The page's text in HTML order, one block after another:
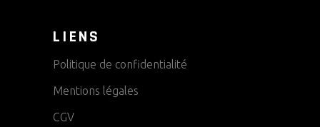
LIENS
Politique de confidentialité
Mentions légales
CGV